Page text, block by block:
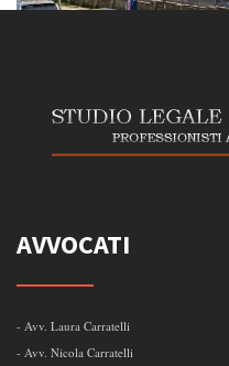
AVVOCATI
- Avv. Laura Carratelli
- Avv. Nicola Carratelli